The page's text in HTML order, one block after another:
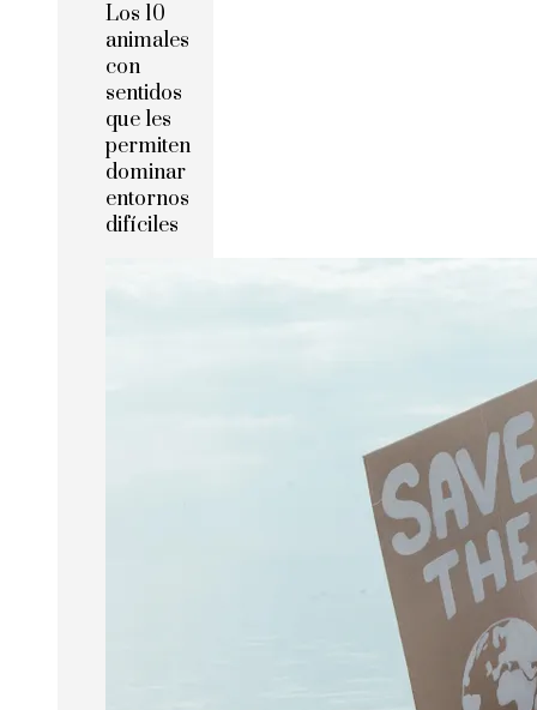
Los 10
animales
con
sentidos
que les
permiten
dominar
entornos
difíciles